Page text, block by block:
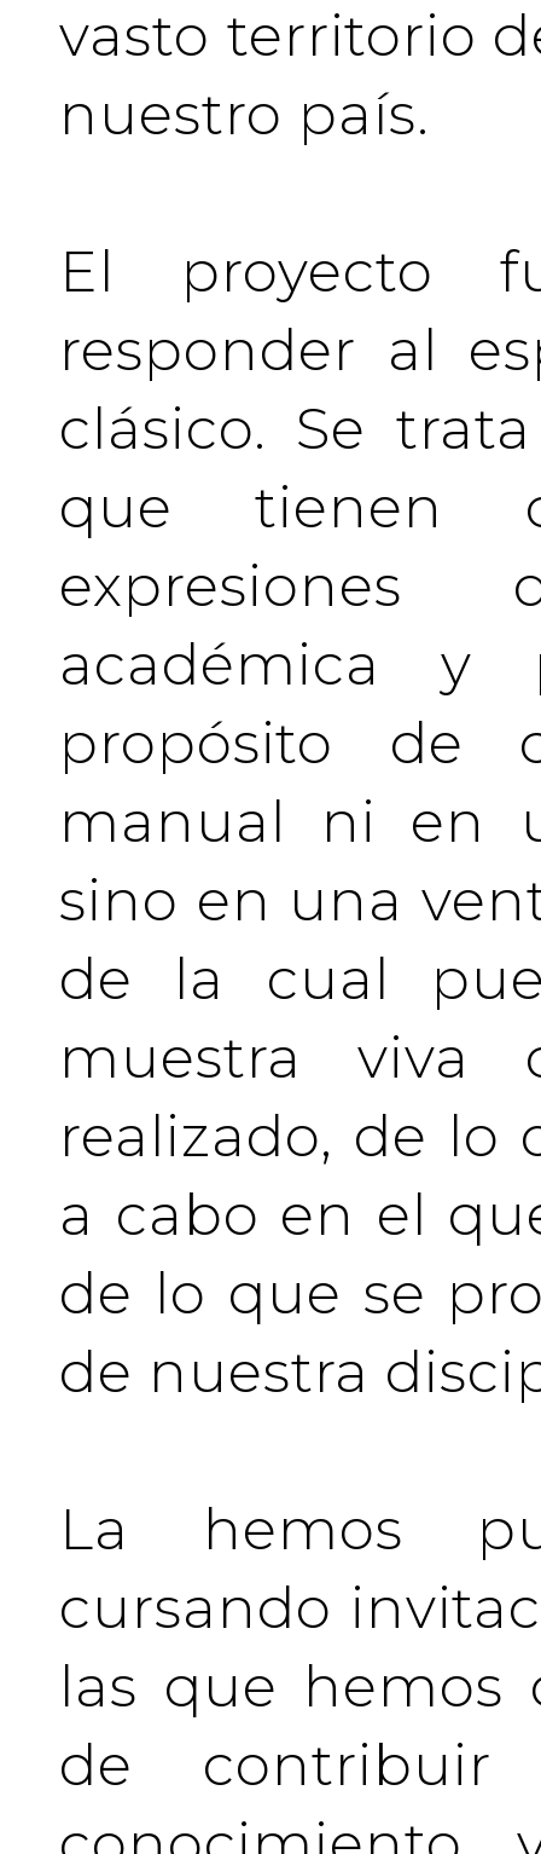
vasto territorio
nuestro país.
El proyecto
responder al
clásico. Se
que tienen
académica y
propósito de
manual ni en
sino en una
de la cual
muestra
realizado, de lo
a cabo en el
de lo que se
de nuestra
La hemos
cursando
las que hemos
de contribuir